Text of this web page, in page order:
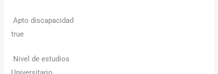
Apto discapacidad
true
Nivel de estudios